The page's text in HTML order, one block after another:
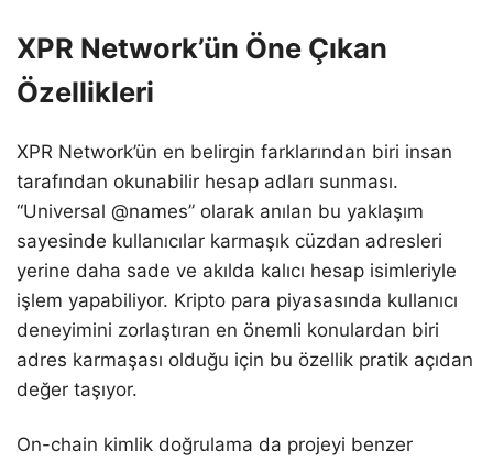
XPR Network’ün Öne Çıkan
Özellikleri
XPR Network’ün en belirgin farklarından biri insan
tarafından okunabilir hesap adları sunması.
“Universal @names” olarak anılan bu yaklaşım
sayesinde kullanıcılar karmaşık cüzdan adresleri
yerine daha sade ve akılda kalıcı hesap isimleriyle
işlem yapabiliyor. Kripto para piyasasında kullanıcı
deneyimini zorlaştıran en önemli konulardan biri
adres karmaşası olduğu için bu özellik pratik açıdan
değer taşıyor.
On-chain kimlik doğrulama da projeyi benzer